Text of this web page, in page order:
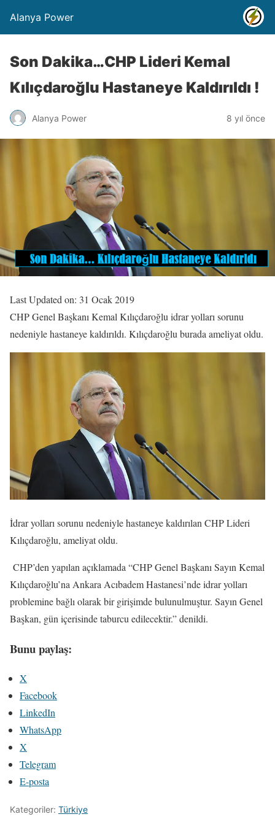
Alanya Power
Son Dakika…CHP Lideri Kemal
Kılıçdaroğlu Hastaneye Kaldırıldı !
Alanya Power 8 yıl önce
Last Updated on: 31 Ocak 2019
CHP Genel Başkanı Kemal Kılıçdaroğlu idrar yolları sorunu
nedeniyle hastaneye kaldırıldı. Kılıçdaroğlu burada ameliyat oldu.
İdrar yolları sorunu nedeniyle hastaneye kaldırılan CHP Lideri
Kılıçdaroğlu, ameliyat oldu.
CHP’den yapılan açıklamada “CHP Genel Başkanı Sayın Kemal
Kılıçdaroğlu’na Ankara Acıbadem Hastanesi’nde idrar yolları
problemine bağlı olarak bir girişimde bulunulmuştur. Sayın Genel
Başkan, gün içerisinde taburcu edilecektir.” denildi.
Bunu paylaş:
X
Facebook
LinkedIn
WhatsApp
X
Telegram
E-posta
Kategoriler: Türkiye